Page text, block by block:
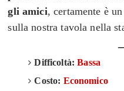
gli amici, certamente è
sulla nostra tavola nella
Difficoltà: Bassa
Costo: Economico